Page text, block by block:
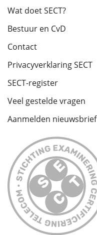
Wat doet SECT?
Bestuur en CvD
Contact
Privacyverklaring SECT
SECT-register
Veel gestelde vragen
Aanmelden nieuwsbrief